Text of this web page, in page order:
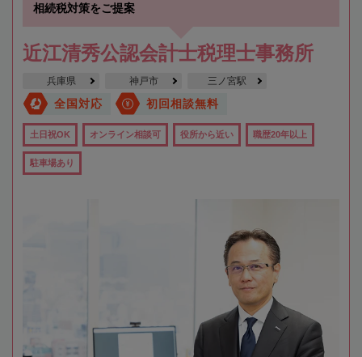
相続税対策をご提案
近江清秀公認会計士税理士事務所
兵庫県 神戸市 三ノ宮駅
全国対応 初回相談無料
土日祝OK オンライン相談可 役所から近い 職歴20年以上
駐車場あり